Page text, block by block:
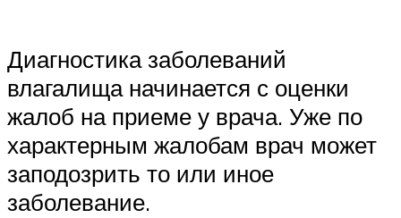
Диагностика заболеваний
влагалища начинается с оценки
жалоб на приеме у врача. Уже по
характерным жалобам врач может
заподозрить то или иное
заболевание.